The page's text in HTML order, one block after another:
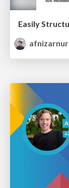
afnizarnur